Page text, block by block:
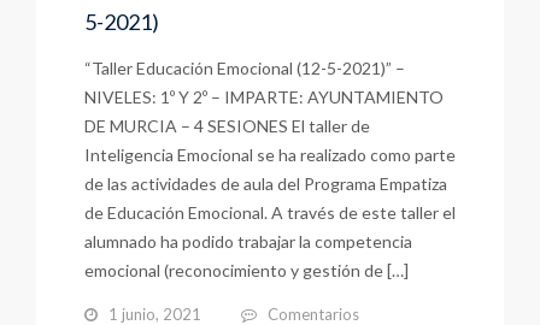
5-2021)
“Taller Educación Emocional (12-5-2021)” –
NIVELES: 1º Y 2º – IMPARTE: AYUNTAMIENTO
DE MURCIA – 4 SESIONES El taller de
Inteligencia Emocional se ha realizado como parte
de las actividades de aula del Programa Empatiza
de Educación Emocional. A través de este taller el
alumnado ha podido trabajar la competencia
emocional (reconocimiento y gestión de […]
1 junio, 2021
Comentarios